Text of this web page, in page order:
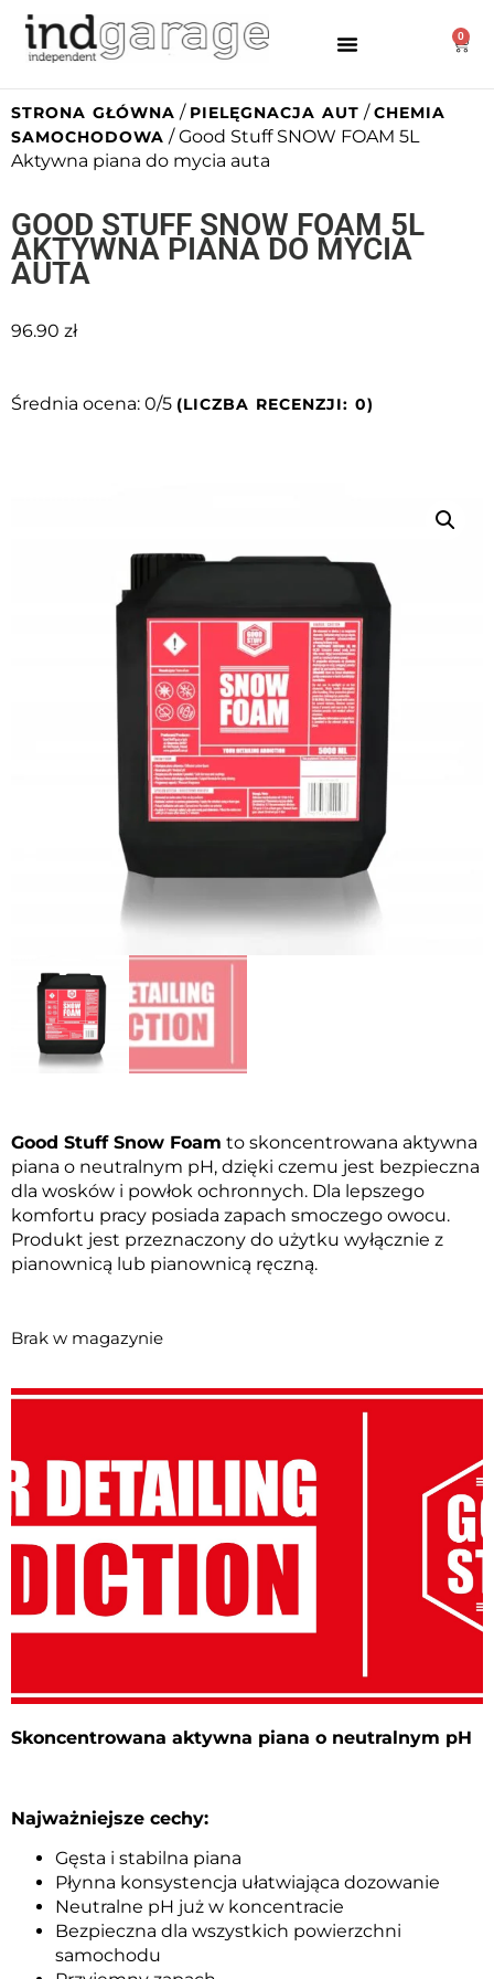
0
STRONA GŁÓWNA / PIELĘGNACJA AUT /CHEMIA
SAMOCHODOWA / Good Stuff SNOW FOAM 5L
Aktywna piana do mycia auta
GOOD STUFF SNOW FOAM 5L
AKTYWNA PIANA DO MYCIA
AUTA
96.90 zł
Średnia ocena: 0/5 (LICZBA RECENZJI: 0)
Good Stuff Snow Foam to skoncentrowana aktywna
piana o neutralnym pH, dzięki czemu jest bezpieczna
dla wosków i powłok ochronnych. Dla lepszego
komfortu pracy posiada zapach smoczego owocu.
Produkt jest przeznaczony do użytku wyłącznie z
pianownicą lub pianownicą ręczną.
Brak w magazynie
Skoncentrowana aktywna piana o neutralnym pH
Najważniejsze cechy:
Gęsta i stabilna piana
Płynna konsystencja ułatwiająca dozowanie
Neutralne pH już w koncentracie
Bezpieczna dla wszystkich powierzchni
samochodu